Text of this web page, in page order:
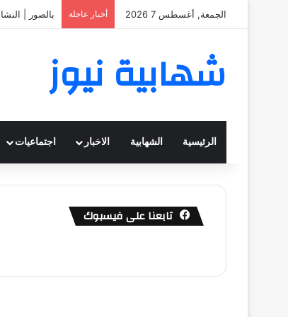
الجمعة, أغسطس 7 2026 أخبار عاجلة بالصور |
شهابية نيوز
الرئيسية الشهابية الاخبار اجتماعيات
تابعنا على فيسبوك